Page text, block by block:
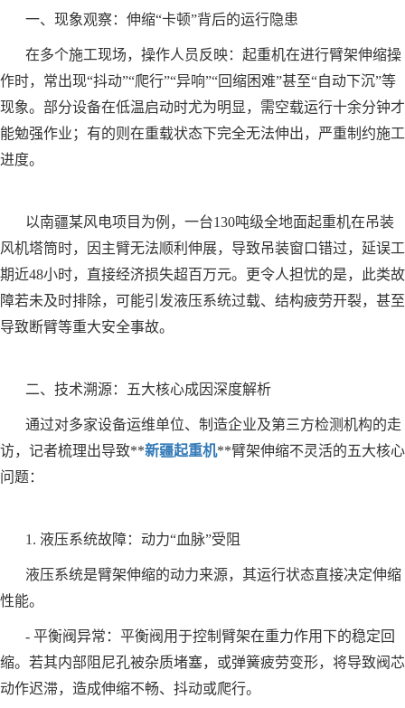
一、现象观察：伸缩“卡顿”背后的运行隐患
在多个施工现场，操作人员反映：起重机在进行臂架伸缩操
作时，常出现“抖动”“爬行”“异响”“回缩困难”甚至“自动下沉”等
现象。部分设备在低温启动时尤为明显，需空载运行十余分钟才
能勉强作业；有的则在重载状态下完全无法伸出，严重制约施工
进度。
以南疆某风电项目为例，一台130吨级全地面起重机在吊装
风机塔筒时，因主臂无法顺利伸展，导致吊装窗口错过，延误工
期近48小时，直接经济损失超百万元。更令人担忧的是，此类故
障若未及时排除，可能引发液压系统过载、结构疲劳开裂，甚至
导致断臂等重大安全事故。
二、技术溯源：五大核心成因深度解析
通过对多家设备运维单位、制造企业及第三方检测机构的走
访，记者梳理出导致**新疆起重机**臂架伸缩不灵活的五大核心
问题：
1. 液压系统故障：动力“血脉”受阻
液压系统是臂架伸缩的动力来源，其运行状态直接决定伸缩
性能。
- 平衡阀异常：平衡阀用于控制臂架在重力作用下的稳定回
缩。若其内部阻尼孔被杂质堵塞，或弹簧疲劳变形，将导致阀芯
动作迟滞，造成伸缩不畅、抖动或爬行。